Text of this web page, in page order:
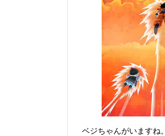
ベジちゃんがいますね。